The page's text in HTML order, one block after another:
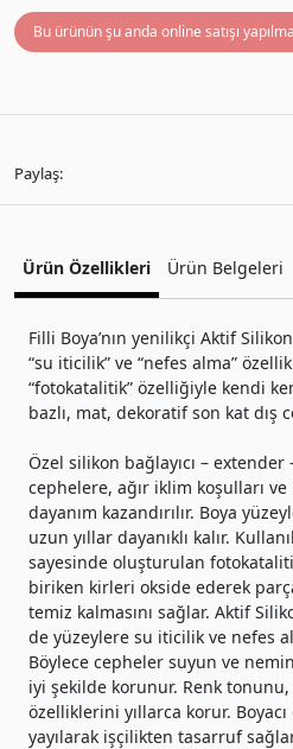
Bu ürünün şu anda online satışı
Paylaş:
Ürün Özellikleri Ürün Belgeleri
Filli Boya’nın yenilikçi Aktif
“su iticilik” ve “nefes alma”
“fotokatalitik” özelliğiyle kendi
bazlı, mat, dekoratif son kat dış
Özel silikon bağlayıcı –
cephelere, ağır iklim koşulları ve
dayanım kazandırılır. Boya
uzun yıllar dayanıklı kalır.
sayesinde oluşturulan
biriken kirleri okside ederek
temiz kalmasını sağlar. Aktif
de yüzeylere su iticilik ve nefes
Böylece cepheler suyun ve
iyi şekilde korunur. Renk
özelliklerini yıllarca korur.
yayılarak işçilikten tasarruf